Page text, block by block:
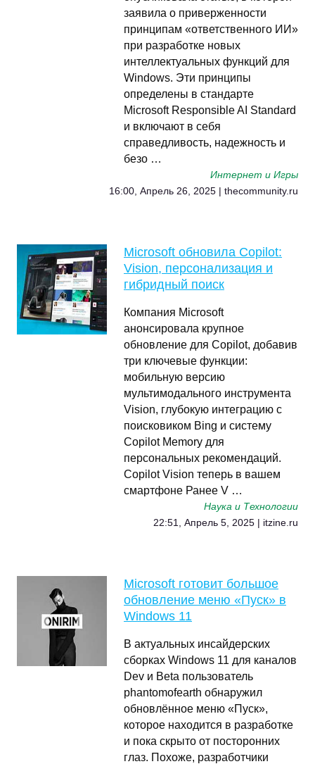
заявила о приверженности
принципам «ответственного ИИ»
при разработке новых
интеллектуальных функций для
Windows. Эти принципы
определены в стандарте
Microsoft Responsible AI Standard
и включают в себя
справедливость, надежность и
безо …
Интернет и Игры
16:00, Апрель 26, 2025 | thecommunity.ru
Microsoft обновила Copilot:
Vision, персонализация и
гибридный поиск
Компания Microsoft
анонсировала крупное
обновление для Copilot, добавив
три ключевые функции:
мобильную версию
мультимодального инструмента
Vision, глубокую интеграцию с
поисковиком Bing и систему
Copilot Memory для
персональных рекомендаций.
Copilot Vision теперь в вашем
смартфоне Ранее V …
Наука и Технологии
22:51, Апрель 5, 2025 | itzine.ru
Microsoft готовит большое
обновление меню «Пуск» в
Windows 11
В актуальных инсайдерских
сборках Windows 11 для каналов
Dev и Beta пользователь
phantomofearth обнаружил
обновлённое меню «Пуск»,
которое находится в разработке
и пока скрыто от посторонних
глаз. Похоже, разработчики